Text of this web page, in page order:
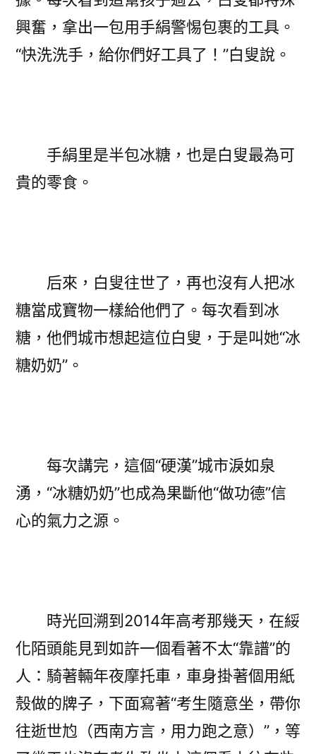
興奮，拿出一包用手絹警惕包裹的工具。
“快洗洗手，給你們好工具了！”白叟說。
手絹里是半包冰糖，也是白叟最為可
貴的零食。
后來，白叟往世了，再也沒有人把冰
糖當成寶物一樣給他們了。每次看到冰
糖，他們城市想起這位白叟，于是叫她“冰
糖奶奶”。
每次講完，這個“硬漢”城市淚如泉
湧，“冰糖奶奶”也成為果斷他“做功德”信
心的氣力之源。
時光回溯到2014年高考那幾天，在綏
化陌頭能見到如許一個看著不太“靠譜”的
人：騎著輛年夜摩托車，車身掛著個用紙
殼做的牌子，下面寫著“考生隨意坐，帶你
往逝世尥（西南方言，用力跑之意）”，等